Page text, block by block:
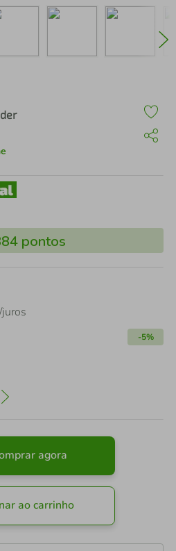
pontos
juros
-5%
agora
ao carrinho